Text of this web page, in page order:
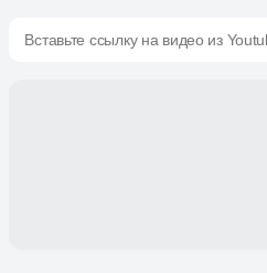
Вставьте ссылку на видео из